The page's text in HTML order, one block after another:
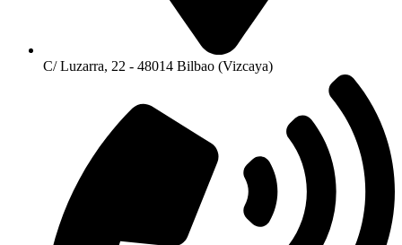
C/ Luzarra, 22 - 48014 Bilbao (Vizcaya)